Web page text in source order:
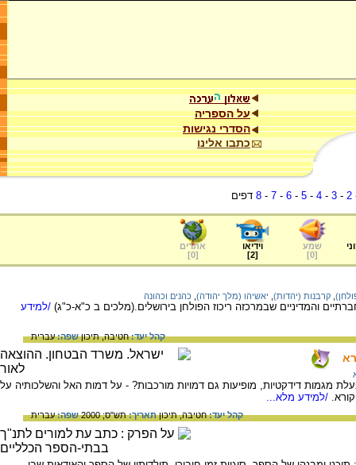
על הספריה
הסדרי נגישות
כתבו אלינו
2
-
3
-
4
-
5
-
6
-
7
-
8 דפים
שמע
[
0
]
וידיאו
[
2
]
אתרים
[
0
]
קרבנות (יהדות) יאשיהו (מלך יהודה) כהנים וכהונה
והמדיניים שבמרכזה ריכוז הפולחן בירושלים.(מלכים ב כ"א-כ"ג) /למידע
קהל יעד:חטיבה,תיכוןשפה:עברית
מגמות דידקטיות, מופיעות גם דמויות מורכבות? - על דמות האל והשלכותיה על
/למידע מלא...
קהל יעד:חטיבה,תיכוןתאריך:תש"ס; 2000 שפה:עברית